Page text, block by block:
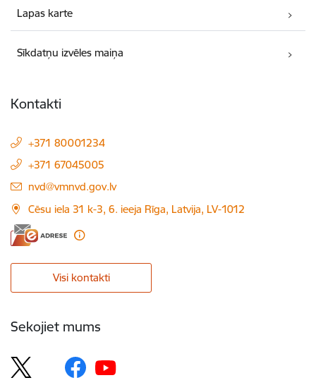
Lapas karte
Sīkdatņu izvēles maiņa
Kontakti
+371 80001234
+371 67045005
E-pasts:
nvd@vmnvd.gov.lv
Cēsu iela 31 k-3, 6. ieeja Rīga, Latvija, LV-1012
Visi kontakti
Sekojiet mums